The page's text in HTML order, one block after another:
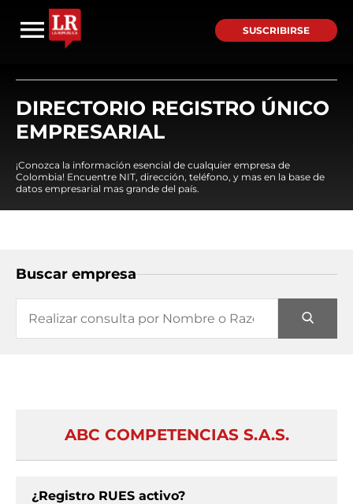
SUSCRIBIRSE
DIRECTORIO REGISTRO ÚNICO
EMPRESARIAL
¡Conozca la información esencial de cualquier empresa de
Colombia! Encuentre NIT, dirección, teléfono, y mas en la base de
datos empresarial mas grande del país.
Buscar empresa
ABC COMPETENCIAS S.A.S.
¿Registro RUES activo?